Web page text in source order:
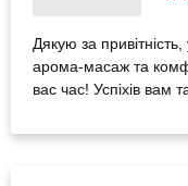
Дякую за
арома-масаж та
вас час! Успіхів вам